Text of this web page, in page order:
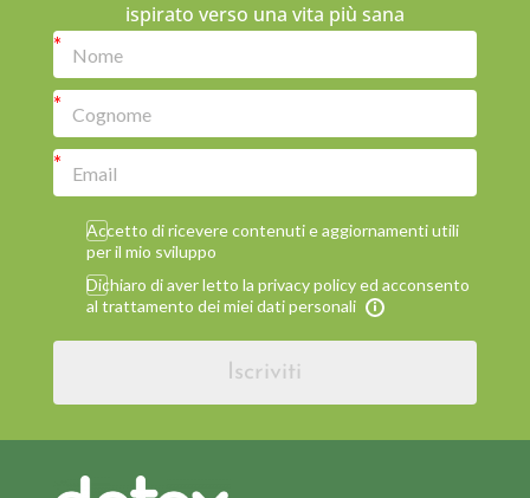
ispirato verso una vita più sana
Accetto di ricevere contenuti e aggiornamenti utili
per il mio sviluppo
Dichiaro di aver letto la privacy policy ed acconsento
al trattamento dei miei dati personali
Iscriviti